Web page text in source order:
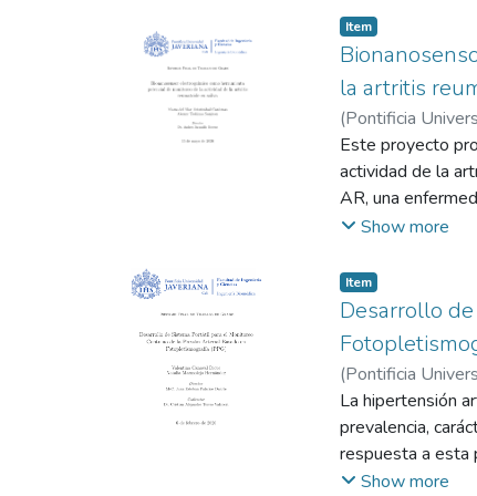
flavivirus, a la
desempeño
solvente, y
simuladas,
metileno como
moldeo obtuvo
sostenido,
(3,00/5) y
polímeros como
investigaciones
hacia entornos
Item
la artritis
(Pontificia
Botero, Andrés
Este proyecto
actividad de la
AR, una
constante que
optimice el
Show more
Item
Desarrollo
(Pontificia
Juan Esteban;
La hipertensión
prevalencia,
respuesta a esta
basado en una
Show more